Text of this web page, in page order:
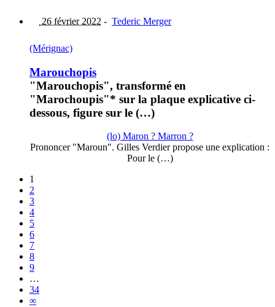
26 février 2022 - Tederic Merger
(Mérignac)
Marouchopis
"Marouchopis", transformé en
"Marochoupis"* sur la plaque explicative ci-
dessous, figure sur le (…)
(lo) Maron ? Marron ?
Prononcer "Maroun". Gilles Verdier propose une explication :
Pour le (…)
1
2
3
4
5
6
7
8
9
…
34
∞